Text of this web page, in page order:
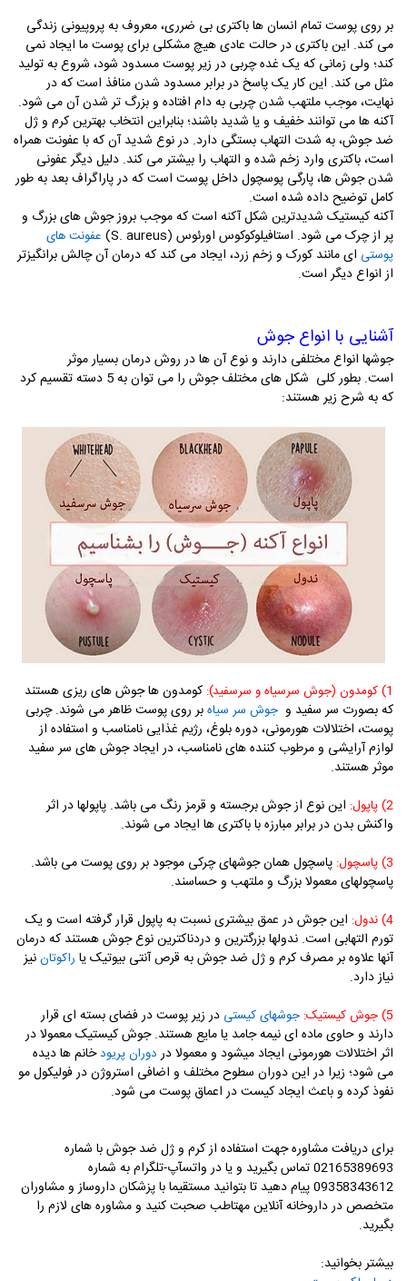
بر روی پوست تمام انسان ها باکتری بی ضرری، معروف به پروپیونی زندگی
می کند. این باکتری در حالت عادی هیچ مشکلی برای پوست ما ایجاد نمی
کند؛ ولی زمانی که یک غده چربی در زیر پوست مسدود شود، شروع به تولید
مثل می کند. این کار یک پاسخ در برابر مسدود شدن منافذ است که در
نهایت، موجب ملتهب شدن چربی به دام افتاده و بزرگ تر شدن آن می شود.
آکنه ها می توانند خفیف و یا شدید باشند؛ بنابراین انتخاب بهترین کرم و ژل
ضد جوش، به شدت التهاب بستگی دارد. در نوع شدید آن که با عفونت همراه
است، باکتری وارد زخم شده و التهاب را بیشتر می کند. دلیل دیگر عفونی
شدن جوش ها، پارگی پوسچول داخل پوست است که در پاراگراف بعد به طور
کامل توضیح داده شده است.
آکنه کیستیک شدیدترین شکل آکنه است که موجب بروز جوش های بزرگ و
پر از چرک می شود. استافیلوکوکوس اورئوس (S. aureus
) عفونت های
پوستی ای مانند کورک و زخم زرد، ایجاد می کند که درمان آن چالش برانگیزتر
از انواع دیگر است.
آشنایی با انواع جوش
جوشها انواع مختلفی دارند و نوع آن ها در روش درمان بسیار موثر
است. بطور کلی شکل های مختلف جوش را می توان به 5 دسته تقسیم کرد
که به شرح زیر هستند:
1) کومدون (جوش سرسیاه و سرسفید) : کومدون ها جوش های ریزی هستند
که بصورت سر سفید و جوش سر سیاهبر روی پوست ظاهر می شوند. چربی
پوست، اختلالات هورمونی، دوره بلوغ، رژیم غذایی نامناسب و استفاده از
لوازم آرایشی و مرطوب کننده های نامناسب، در ایجاد جوش های سر سفید
موثر هستند.
2) پاپول:
این نوع از جوش برجسته و قرمز رنگ می باشد. پاپولها در اثر
واکنش بدن در برابر مبارزه با باکتری ها ایجاد می شوند.
3) پاسچول:
پاسچول همان جوشهای چرکی موجود بر روی پوست می باشد.
پاسچولهای معمولا بزرگ و ملتهب و حساسند.
4) ندول : این جوش در عمق بیشتری نسبت به پاپول قرار گرفته است و یک
تورم التهابی است. ندولها بزرگترین و دردناکترین نوع جوش هستند که درمان
آنها علاوه بر مصرف کرم و ژل ضد جوش به قرص آنتی بیوتیک یا راکوتاننیز
نیاز دارد.
5) جوش کیستیک: جوشهای کیستی در زیر پوست در فضای بسته ای قرار
دارند و حاوی ماده ای نیمه جامد یا مایع هستند. جوش کیستیک معمولا در
اثر اختلالات هورمونی ایجاد میشود و معمولا دردوران پریودخانم ها دیده
می شود؛ زیرا در این دوران سطوح مختلف و اضافی استروژن در فولیکول مو
نفوذ کرده و باعث ایجاد کیست در اعماق پوست می شود.
برای دریافت مشاوره جهت استفاده از کرم و ژل ضد جوش با شماره
02165389693 تماس بگیرید و یا در واتسآپ-تلگرام به شماره
09358343612 پیام دهید تا بتوانید مستقیما با پزشکان داروساز و مشاوران
متخصص در داروخانه آنلاین مهتاطب صحبت کنید و مشاوره های لازم را
بگیرید.
بیشتر بخوانید: